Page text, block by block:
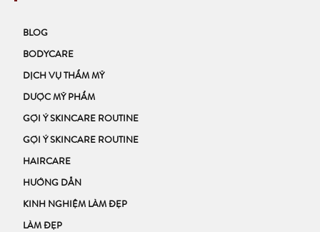
BLOG
BODYCARE
DỊCH VỤ THẨM MỸ
DƯỢC MỸ PHẨM
GỢI Ý SKINCARE ROUTINE
GỢI Ý SKINCARE ROUTINE
HAIRCARE
HƯỚNG DẪN
KINH NGHIỆM LÀM ĐẸP
LÀM ĐẸP